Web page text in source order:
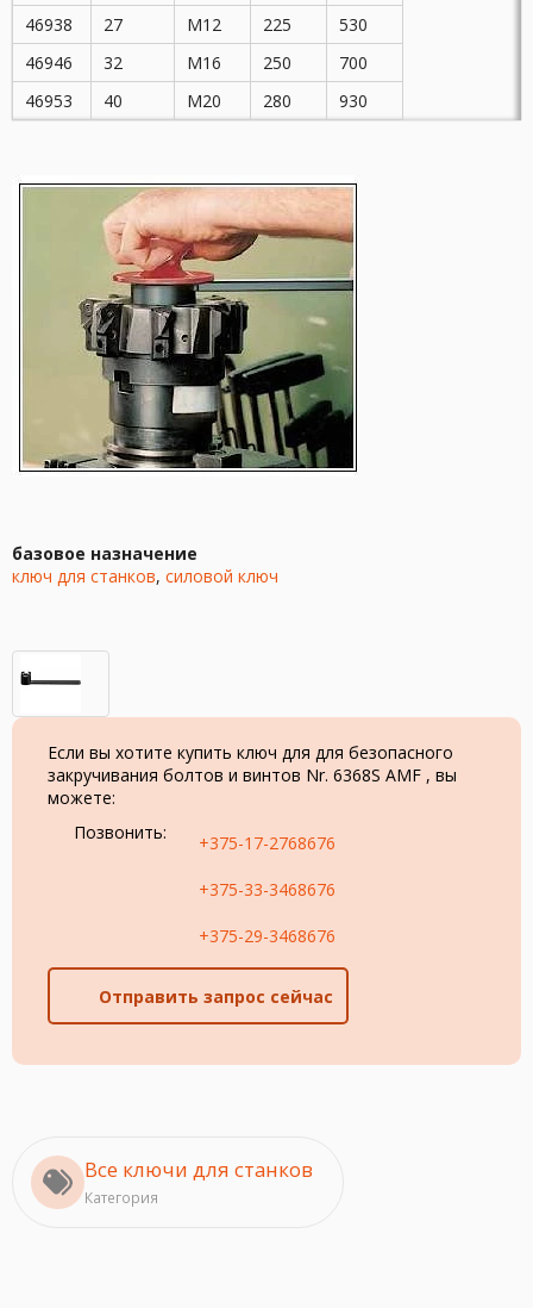
46938
27 M12 225
530
46946
32 M16 250
700
46953
40 M20 280 930
базовое назначение
ключ для станков, силовой ключ
Если вы хотите купить ключ для для безопасного
закручивания болтов и винтов Nr. 6368S AMF , вы
можете:
Позвонить:
+375-17-2768676
+375-33-3468676
+375-29-3468676
Отправить запрос сейчас
Все ключи для станков
Категория